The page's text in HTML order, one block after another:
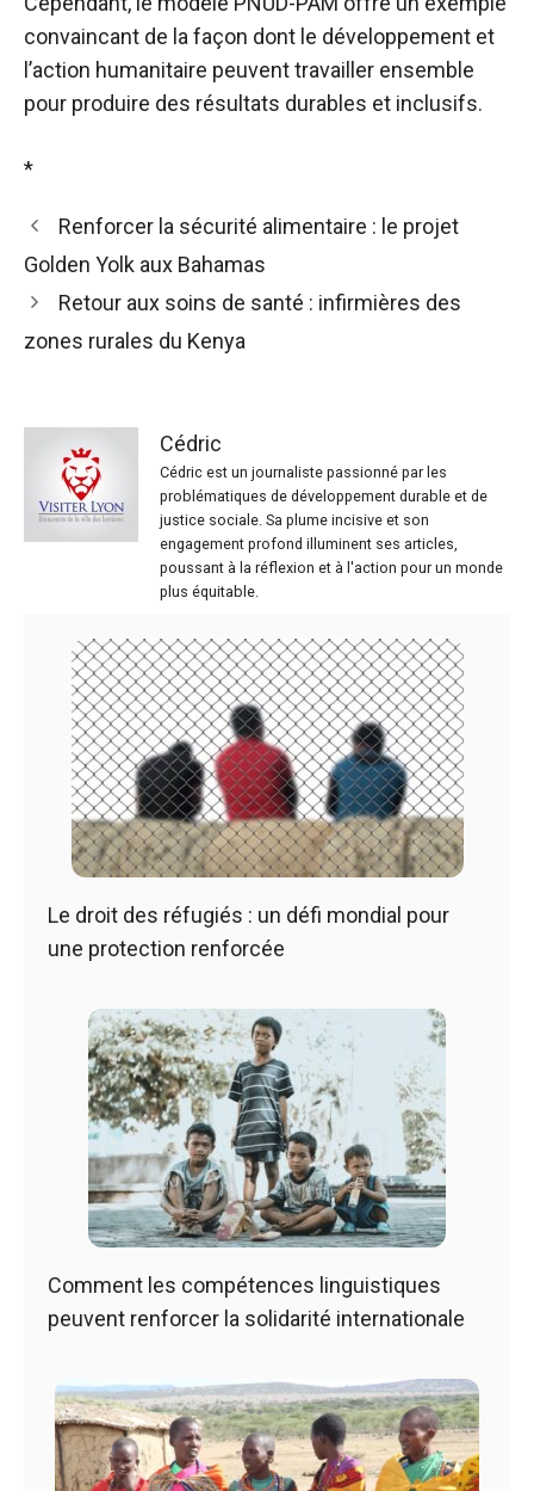
convaincant de la façon dont le développement et
l’action humanitaire peuvent travailler ensemble
pour produire des résultats durables et inclusifs.
*
Renforcer la sécurité alimentaire : le projet
Golden Yolk aux Bahamas
Retour aux soins de santé : infirmières des
zones rurales du Kenya
Cédric
Cédric est un journaliste passionné par les
problématiques de développement durable et de
justice sociale. Sa plume incisive et son
engagement profond illuminent ses articles,
poussant à la réflexion et à l'action pour un monde
plus équitable.
Le droit des réfugiés : un défi mondial pour
une protection renforcée
Comment les compétences linguistiques
peuvent renforcer la solidarité internationale